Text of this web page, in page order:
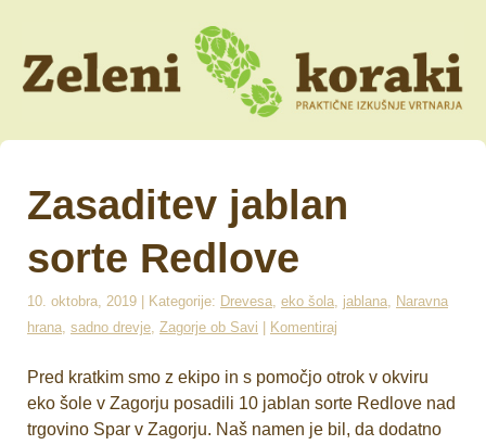
Zasaditev jablan
sorte Redlove
10. oktobra, 2019 | Kategorije: Drevesa, eko šola, jablana, Naravna
hrana, sadno drevje, Zagorje ob Savi Komentiraj
Pred kratkim smo z ekipo in s pomočjo otrok v okviru
eko šole v Zagorju posadili 10 jablan sorte Redlove nad
trgovino Spar v Zagorju. Naš namen je bil, da dodatno